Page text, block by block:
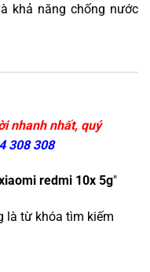
khả năng chống nước
nhanh nhất, quý
308 308
redmi 10x 5g"
là từ khóa tìm kiếm